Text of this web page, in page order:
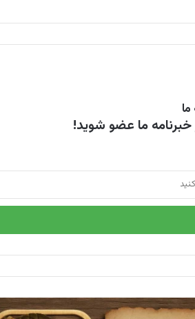
خبرنامه ما عضو شوید!